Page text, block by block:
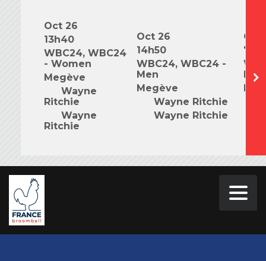
Oct 26
13h40
WBC24, WBC24
- Women
Megève
Wayne
Ritchie
Wayne
Ritchie
Oct 26
14h50
WBC24, WBC24 -
Men
Megève
Wayne Ritchie
Wayne Ritchie
Oct